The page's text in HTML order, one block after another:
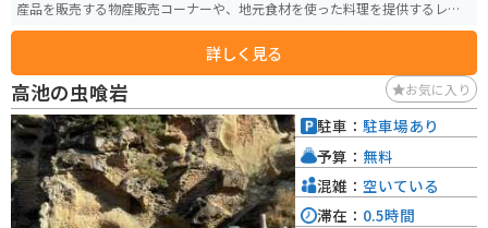
産品を販売する物産販売コーナーや、地元食材を使った料理を提供するレス
トランがあります。特に、日高川で獲れた鮎を使った料理が人気です。鮎の塩
焼きや甘露煮など、様々な鮎料理を楽しむことができます。 また、道の駅に
隣接して、温泉施設「龍神温泉 湯ノ花」があります。泉質はナトリウム-炭酸
水素塩泉で、神経痛や筋肉痛、関節痛などに効果があるとされています。ツ
ーリングで疲れた体を癒すのに最適です。 バイクで訪れる際は、道の駅の駐
車場にバイク専用の駐車スペースがあります。道の駅の周辺は、日高川の清
流沿いを走る快適なツーリングコースとなっています。道の駅から少し足を
延ばせば、世界遺産に登録されている「熊野古道」の一部である「小辺路」
の入り口にも行くことができます。
詳しく見る
高池の虫喰岩 お気に入り
駐車： 駐車場あり
予算： 無料
混雑： 空いている
滞在： 0.5時間